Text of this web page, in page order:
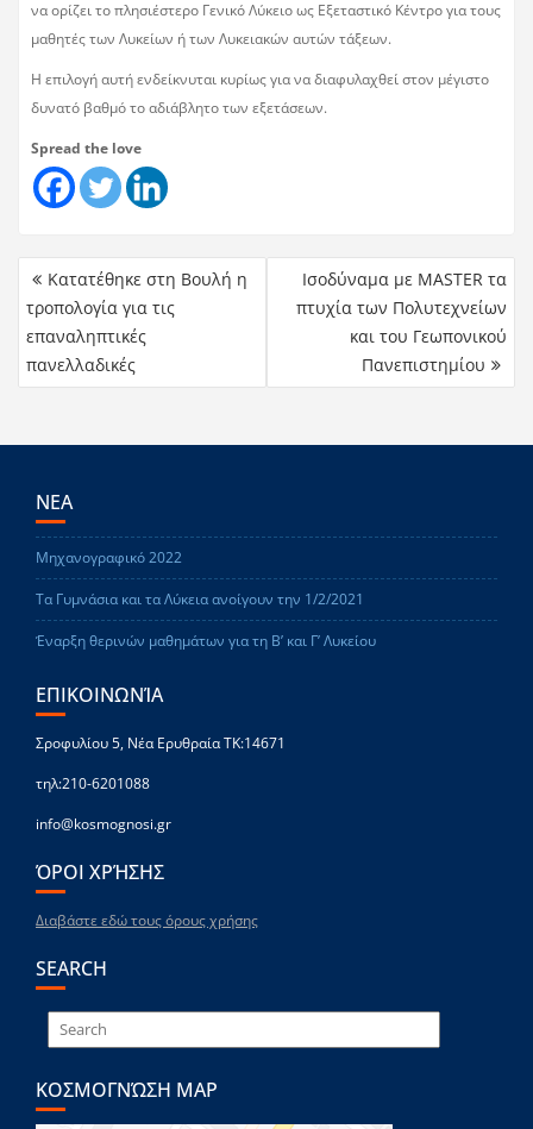
να ορίζει το πλησιέστερο Γενικό Λύκειο ως Εξεταστικό Κέντρο για τους
μαθητές των Λυκείων ή των Λυκειακών αυτών τάξεων.
Η επιλογή αυτή ενδείκνυται κυρίως για να διαφυλαχθεί στον μέγιστο
δυνατό βαθμό το αδιάβλητο των εξετάσεων.
Spread the love
Κατατέθηκε στη Βουλή η
τροπολογία για τις
επαναληπτικές
πανελλαδικές
Ισοδύναμα με MASTER τα
πτυχία των Πολυτεχνείων
και του Γεωπονικού
Πανεπιστημίου
ΝΕΑ
Μηχανογραφικό 2022
Τα Γυμνάσια και τα Λύκεια ανοίγουν την 1/2/2021
Έναρξη θερινών μαθημάτων για τη Β’ και Γ’ Λυκείου
ΕΠΙΚΟΙΝΩΝΊΑ
Σροφυλίου 5, Νέα Ερυθραία ΤΚ:14671
τηλ:210-6201088
info@kosmognosi.gr
ΌΡΟΙ ΧΡΉΣΗΣ
Διαβάστε εδώ τους όρους χρήσης
SEARCH
ΚΟΣΜΟΓΝΏΣΗ MAP